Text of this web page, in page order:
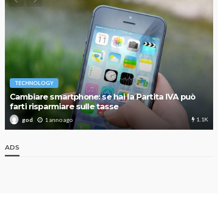
TECHNOLOGY
Cambiare smartphone: se hai la Partita IVA può
farti risparmiare sulle tasse
god 1 anno ago 1.1K
ADS